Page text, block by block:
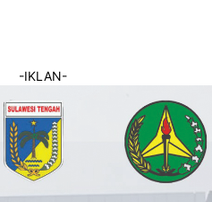
-IKLAN-